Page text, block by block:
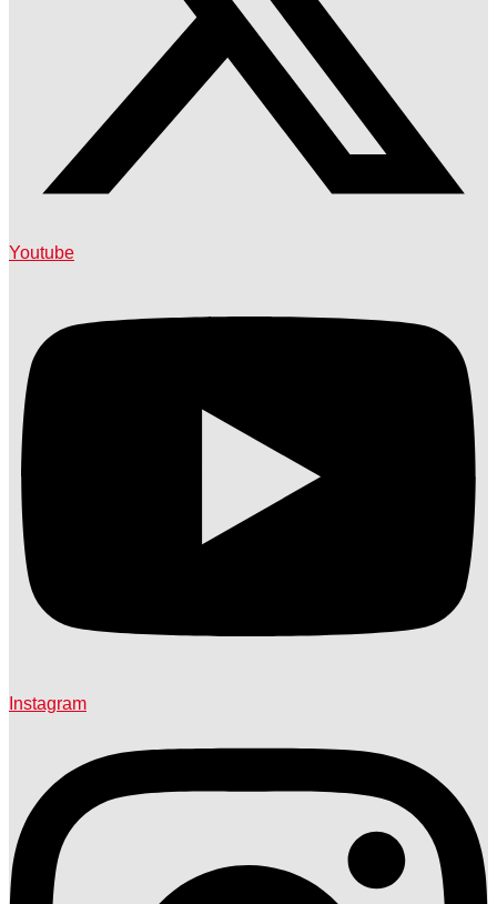
Youtube
Instagram